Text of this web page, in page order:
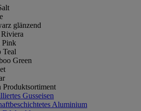
glänzend
Pink
Teal
Green
Produktsortiment
Gusseisen
Aluminium